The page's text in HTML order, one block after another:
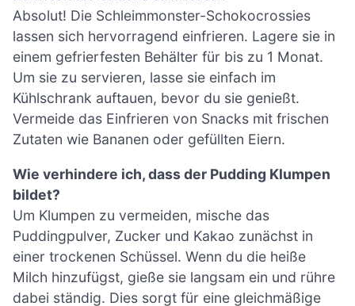
Absolut! Die Schleimmonster-Schokocrossies
lassen sich hervorragend einfrieren. Lagere sie in
einem gefrierfesten Behälter für bis zu 1 Monat.
Um sie zu servieren, lasse sie einfach im
Kühlschrank auftauen, bevor du sie genießt.
Vermeide das Einfrieren von Snacks mit frischen
Zutaten wie Bananen oder gefüllten Eiern.
Wie verhindere ich, dass der Pudding Klumpen
bildet?
Um Klumpen zu vermeiden, mische das
Puddingpulver, Zucker und Kakao zunächst in
einer trockenen Schüssel. Wenn du die heiße
Milch hinzufügst, gieße sie langsam ein und rühre
dabei ständig. Dies sorgt für eine gleichmäßige